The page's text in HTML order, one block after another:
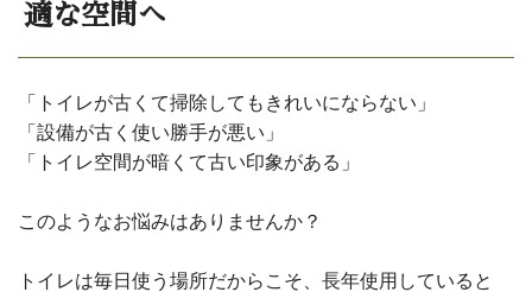
適な空間へ
「トイレが古くて掃除してもきれいにならない」
「設備が古く使い勝手が悪い」
「トイレ空間が暗くて古い印象がある」
このようなお悩みはありませんか？
トイレは毎日使う場所だからこそ、長年使用していると